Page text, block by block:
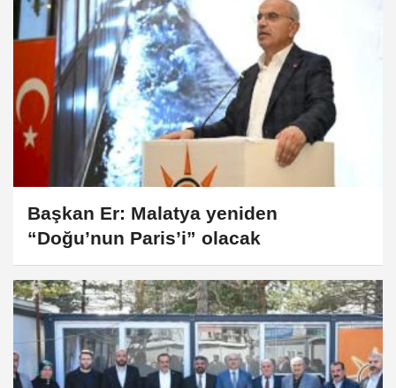
Başkan Er: Malatya yeniden
“Doğu’nun Paris’i” olacak